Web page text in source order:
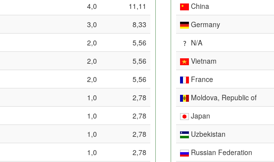
4,0
11,11
3,0
8,33
2,0
5,56
2,0
5,56
2,0
5,56
1,0
2,78
1,0
2,78
1,0
2,78
1,0
2,78
China
Germany
N/A
Vietnam
France
Moldova, Republic of
Japan
Uzbekistan
Russian Federation